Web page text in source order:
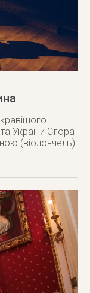
України Єгора
(віолончель)